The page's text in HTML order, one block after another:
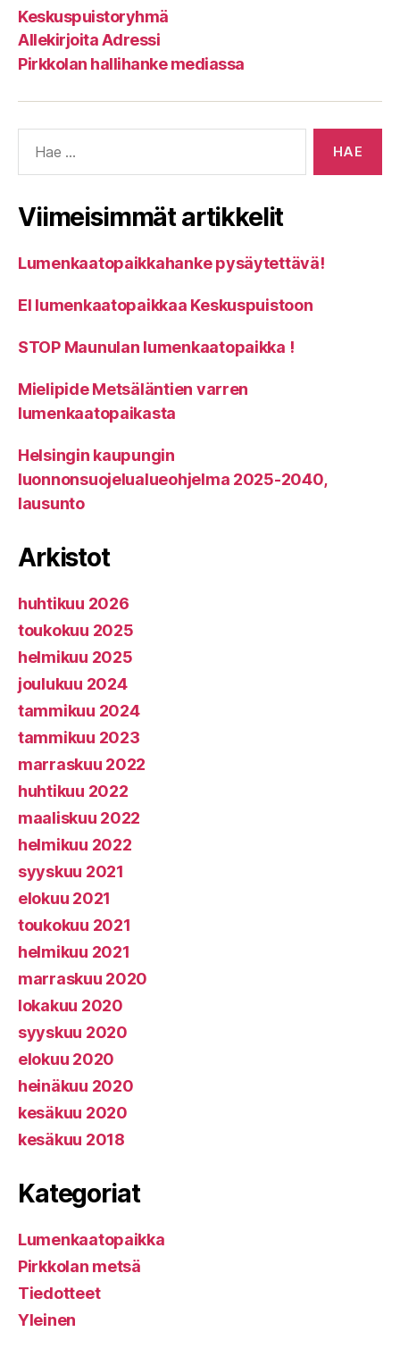
Keskuspuistoryhmä
Allekirjoita Adressi
Pirkkolan hallihanke mediassa
Viimeisimmät artikkelit
Lumenkaatopaikkahanke pysäytettävä!
EI lumenkaatopaikkaa Keskuspuistoon
STOP Maunulan lumenkaatopaikka !
Mielipide Metsäläntien varren
lumenkaatopaikasta
Helsingin kaupungin
luonnonsuojelualueohjelma 2025-2040,
lausunto
Arkistot
huhtikuu 2026
toukokuu 2025
helmikuu 2025
joulukuu 2024
tammikuu 2024
tammikuu 2023
marraskuu 2022
huhtikuu 2022
maaliskuu 2022
helmikuu 2022
syyskuu 2021
elokuu 2021
toukokuu 2021
helmikuu 2021
marraskuu 2020
lokakuu 2020
syyskuu 2020
elokuu 2020
heinäkuu 2020
kesäkuu 2020
kesäkuu 2018
Kategoriat
Lumenkaatopaikka
Pirkkolan metsä
Tiedotteet
Yleinen